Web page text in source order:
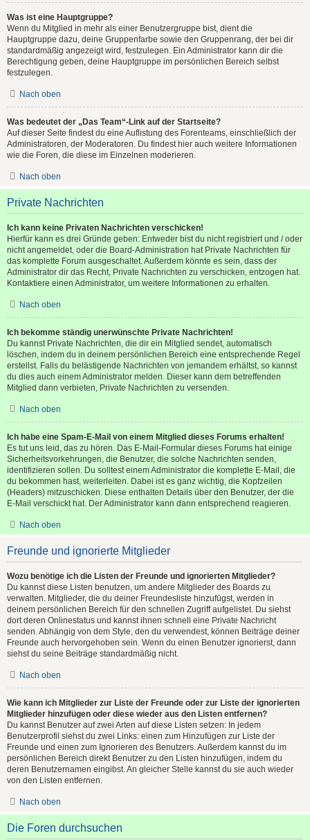
Was ist eine Hauptgruppe?
Wenn du Mitglied in mehr als einer Benutzergruppe bist, dient die
Hauptgruppe dazu, deine Gruppenfarbe sowie den Gruppenrang, der bei dir
standardmäßig angezeigt wird, festzulegen. Ein Administrator kann dir die
Berechtigung geben, deine Hauptgruppe im persönlichen Bereich selbst
festzulegen.
Nach oben
Was bedeutet der „Das Team“-Link auf der Startseite?
Auf dieser Seite findest du eine Auflistung des Forenteams, einschließlich der
Administratoren, der Moderatoren. Du findest hier auch weitere Informationen
wie die Foren, die diese im Einzelnen moderieren.
Nach oben
Private Nachrichten
Ich kann keine Privaten Nachrichten verschicken!
Hierfür kann es drei Gründe geben: Entweder bist du nicht registriert und / oder
nicht angemeldet, oder die Board-Administration hat Private Nachrichten für
das komplette Forum ausgeschaltet. Außerdem könnte es sein, dass der
Administrator dir das Recht, Private Nachrichten zu verschicken, entzogen hat.
Kontaktiere einen Administrator, um weitere Informationen zu erhalten.
Nach oben
Ich bekomme ständig unerwünschte Private Nachrichten!
Du kannst Private Nachrichten, die dir ein Mitglied sendet, automatisch
löschen, indem du in deinem persönlichen Bereich eine entsprechende Regel
erstellst. Falls du belästigende Nachrichten von jemandem erhältst, so kannst
du dies auch einem Administrator melden. Dieser kann dem betreffenden
Mitglied dann verbieten, Private Nachrichten zu versenden.
Nach oben
Ich habe eine Spam-E-Mail von einem Mitglied dieses Forums erhalten!
Es tut uns leid, das zu hören. Das E-Mail-Formular dieses Forums hat einige
Sicherheitsvorkehrungen, die Benutzer, die solche Nachrichten senden,
identifizieren sollen. Du solltest einem Administrator die komplette E-Mail, die
du bekommen hast, weiterleiten. Dabei ist es ganz wichtig, die Kopfzeilen
(Headers) mitzuschicken. Diese enthalten Details über den Benutzer, der die
E-Mail verschickt hat. Der Administrator kann dann entsprechend reagieren.
Nach oben
Freunde und ignorierte Mitglieder
Wozu benötige ich die Listen der Freunde und ignorierten Mitglieder?
Du kannst diese Listen benutzen, um andere Mitglieder des Boards zu
verwalten. Mitglieder, die du deiner Freundesliste hinzufügst, werden in
deinem persönlichen Bereich für den schnellen Zugriff aufgelistet. Du siehst
dort deren Onlinestatus und kannst ihnen schnell eine Private Nachricht
senden. Abhängig von dem Style, den du verwendest, können Beiträge deiner
Freunde auch hervorgehoben sein. Wenn du einen Benutzer ignorierst, dann
siehst du seine Beiträge standardmäßig nicht.
Nach oben
Wie kann ich Mitglieder zur Liste der Freunde oder zur Liste der ignorierten
Mitglieder hinzufügen oder diese wieder aus den Listen entfernen?
Du kannst Benutzer auf zwei Arten auf diese Listen setzen: In jedem
Benutzerprofil siehst du zwei Links: einen zum Hinzufügen zur Liste der
Freunde und einen zum Ignorieren des Benutzers. Außerdem kannst du im
persönlichen Bereich direkt Benutzer zu den Listen hinzufügen, indem du
deren Benutzernamen eingibst. An gleicher Stelle kannst du sie auch wieder
von den Listen entfernen.
Nach oben
Die Foren durchsuchen